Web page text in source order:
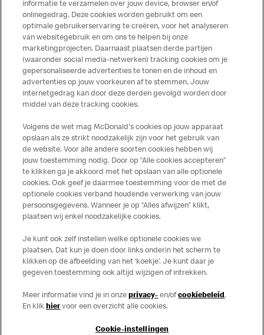
indien een gast als gevolg van het binnenkrijgen van (een
spoor van) een allergeen lichamelijke klachten krijgt. Alle
producten kunnen sporen bevatten van dierlijke
ingrediënten. McDonald’s streeft er naar om de
voedingswaarde- en allergeneninformatie altijd up to date
te houden. De verstrekte informatie is alleen van
toepassing op de in Nederland verkochte producten. Voor
meer informatie over voedingswaarden en allergenen kijk
op de McDonald's website of in de McDonald’s App.
Publicatiefouten voorbehouden.
Over ons
Services
Contact
informatie te verzamelen over jouw device, browser en/of
onlinegedrag. Deze cookies worden gebruikt om een
optimale gebruikerservaring te creëren, voor het analyseren
van websitegebruik en om ons te helpen bij onze
marketingprojecten. Daarnaast plaatsen derde partijen
(waaronder social media-netwerken) tracking cookies om je
gepersonaliseerde advertenties te tonen en de inhoud en
advertenties op jouw voorkeuren af te stemmen. Jouw
internetgedrag kan door deze derden gevolgd worden door
middel van deze tracking cookies.
Volgens de wet mag McDonald's cookies op jouw apparaat
opslaan als ze strikt noodzakelijk zijn voor het gebruik van
de website. Voor alle andere soorten cookies hebben wij
jouw toestemming nodig. Door op “Alle cookies accepteren”
te klikken ga je akkoord met het opslaan van alle optionele
cookies. Ook geef je daarmee toestemming voor de met de
optionele cookies verband houdende verwerking van jouw
persoonsgegevens. Wanneer je op “Alles afwijzen” klikt,
plaatsen wij enkel noodzakelijke cookies.
Je kunt ook zelf instellen welke optionele cookies we
plaatsen. Dat kun je doen door links onderin het scherm te
klikken op de afbeelding van het ‘koekje’. Je kunt daar je
gegeven toestemming ook altijd wijzigen of intrekken.
Meer informatie vind je in onzeprivacy- en/ofcookiebeleid.
En klikhier voor een overzicht alle cookies.
Cookie-instellingen